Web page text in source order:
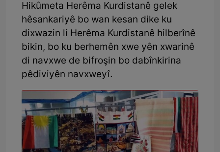
Hikûmeta Herêma Kurdistanê gelek
hêsankariyê bo wan kesan dike ku
dixwazin li Herêma Kurdistanê hilberînê
bikin, bo ku berhemên xwe yên xwarinê
di navxwe de bifroşin bo dabînkirina
pêdiviyên navxweyî.